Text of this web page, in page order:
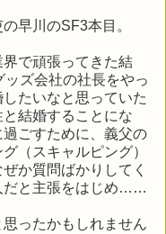
早川のSF3本目。
で頑張ってきた結
ズ会社の社長をやっ
たいなと思っていた
結婚することにな
ごすために、義父の
（スキャルピング）
か質問ばかりしてく
だと主張をはじめ……
ったかもしれません